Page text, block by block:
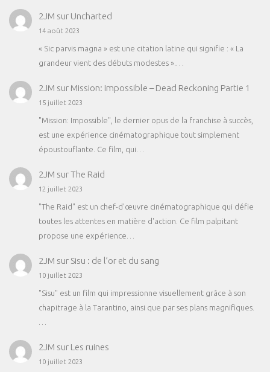
2JM sur Uncharted
14 août 2023
« Sic parvis magna » est une citation latine qui signifie : « La
grandeur vient des débuts modestes ».…
2JM sur Mission: Impossible – Dead Reckoning Partie 1
15 juillet 2023
"Mission: Impossible", le dernier opus de la franchise à succès,
est une expérience cinématographique tout simplement
époustouflante. Ce film, qui…
2JM surThe Raid
12 juillet 2023
"The Raid" est un chef-d'œuvre cinématographique qui défie
toutes les attentes en matière d'action. Ce film palpitant
propose une expérience…
2JM sur Sisu : de l’or et du sang
10 juillet 2023
"Sisu" est un film qui impressionne visuellement grâce à son
chapitrage à la Tarantino, ainsi que par ses plans magnifiques.
2JM sur Les ruines
10 juillet 2023